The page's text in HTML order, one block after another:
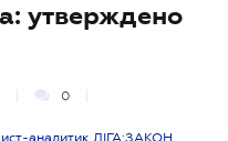
утверждено
0
аналитик ЛІГА:ЗАКОН